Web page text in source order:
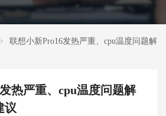
>
联想小新Pro16发热严重、cpu温度问题解
热严重、cpu温度问题解
议